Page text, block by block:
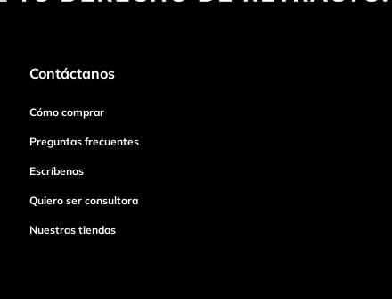
Contáctanos
Cómo comprar
Preguntas frecuentes
Escríbenos
Quiero ser consultora
Nuestras tiendas